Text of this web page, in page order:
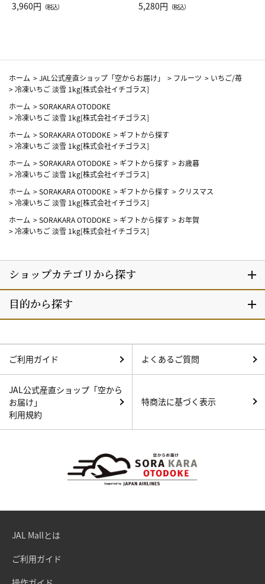
Drop JAL客室乗務員（LC）ス
3,960円 （税込）
ト（レッドワイン）
5,280円 （税込）
ホーム >JAL公式産直ショップ「空からお届け」 > フルーツ > いちご/苺
>冷凍いちご 淡雪 1kg[株式会社イチゴラス]
ホーム >SORAKARA OTODOKE
>冷凍いちご 淡雪 1kg[株式会社イチゴラス]
ホーム >SORAKARA OTODOKE > ギフトから探す
>冷凍いちご 淡雪 1kg[株式会社イチゴラス]
ホーム >SORAKARA OTODOKE > ギフトから探す > お歳暮
>冷凍いちご 淡雪 1kg[株式会社イチゴラス]
ホーム >SORAKARA OTODOKE > ギフトから探す > クリスマス
>冷凍いちご 淡雪 1kg[株式会社イチゴラス]
ホーム >SORAKARA OTODOKE > ギフトから探す > お年賀
>冷凍いちご 淡雪 1kg[株式会社イチゴラス]
ご利用ガイド よくあるご質問
JAL公式産直ショップ「空から
お届け」
利用規約
特商法に基づく表示
JAL Mallとは
ご利用ガイド